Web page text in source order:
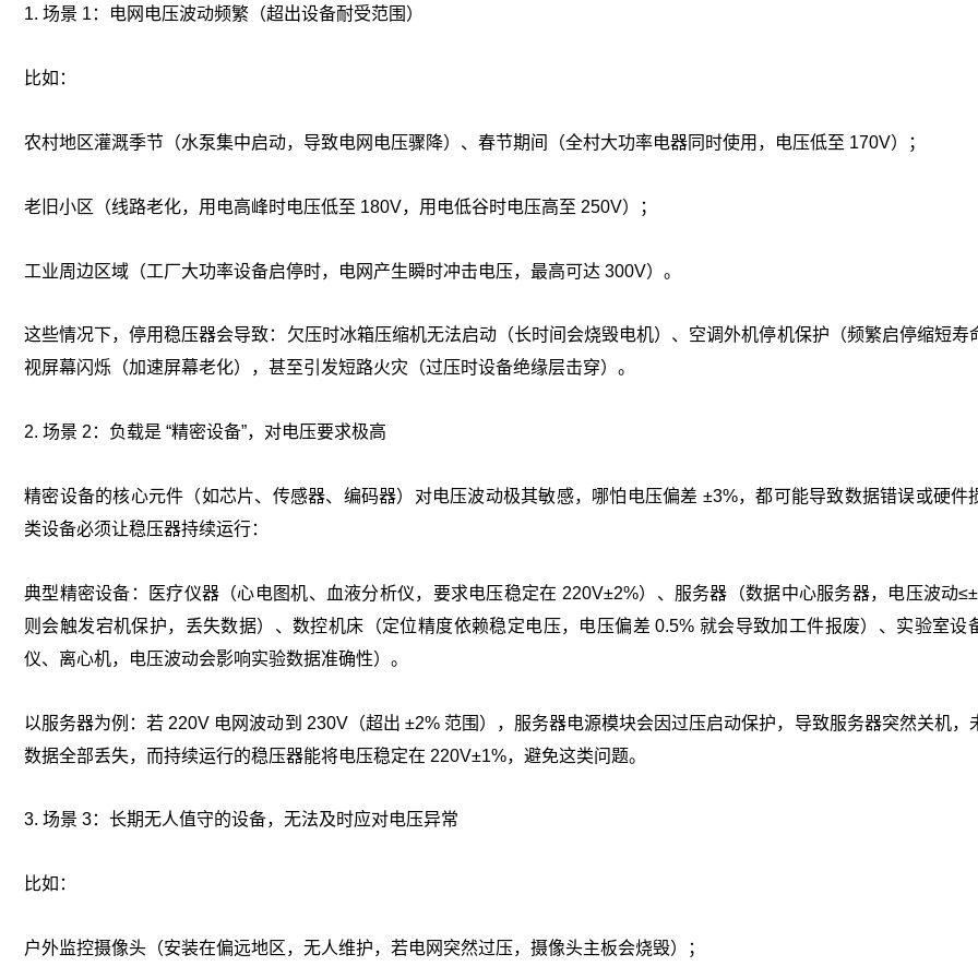
1. 场景 1：电网电压波动频繁（超出设备耐受范围）
比如：
农村地区灌溉季节（水泵集中启动，导致电网电压骤降）、春节期间（全村大功率电器同时使用，电压低至 170V）；
老旧小区（线路老化，用电高峰时电压低至 180V，用电低谷时电压高至 250V）；
工业周边区域（工厂大功率设备启停时，电网产生瞬时冲击电压，最高可达 300V）。
这些情况下，停用稳压器会导致：欠压时冰箱压缩机无法启动（长时间会烧毁电机）、空调外机停机保护（频繁启停缩短寿
视屏幕闪烁（加速屏幕老化），甚至引发短路火灾（过压时设备绝缘层击穿）。
2. 场景 2：负载是 “精密设备”，对电压要求极高
精密设备的核心元件（如芯片、传感器、编码器）对电压波动极其敏感，哪怕电压偏差 ±3%，都可能导致数据错误或硬件
类设备必须让稳压器持续运行：
典型精密设备：医疗仪器（心电图机、血液分析仪，要求电压稳定在 220V±2%）、服务器（数据中心服务器，电压波动
则会触发宕机保护，丢失数据）、数控机床（定位精度依赖稳定电压，电压偏差 0.5% 就会导致加工件报废）、实验室设
仪、离心机，电压波动会影响实验数据准确性）。
以服务器为例：若 220V 电网波动到 230V（超出 ±2% 范围），服务器电源模块会因过压启动保护，导致服务器突然关机，
数据全部丢失，而持续运行的稳压器能将电压稳定在 220V±1%，避免这类问题。
3. 场景 3：长期无人值守的设备，无法及时应对电压异常
比如：
户外监控摄像头（安装在偏远地区，无人维护，若电网突然过压，摄像头主板会烧毁）；